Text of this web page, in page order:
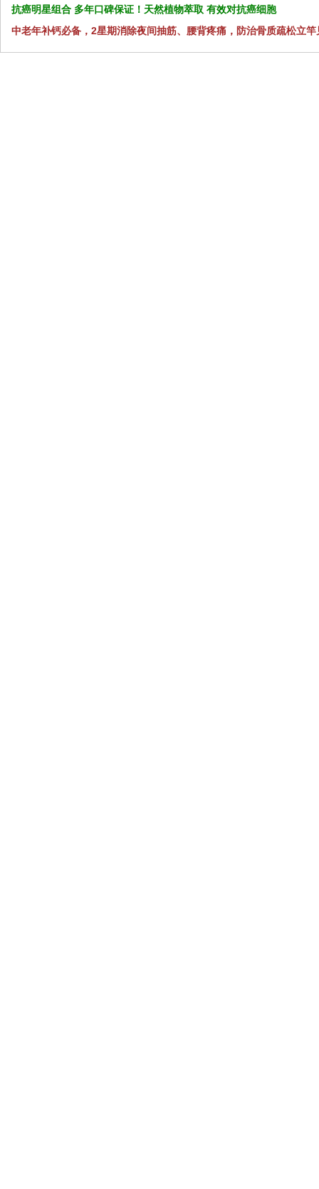
抗癌明星组合 多年口碑保证！天然植物萃取 有效对抗癌细胞
中老年补钙必备，2星期消除夜间抽筋、腰背疼痛，防治骨质疏松立竿